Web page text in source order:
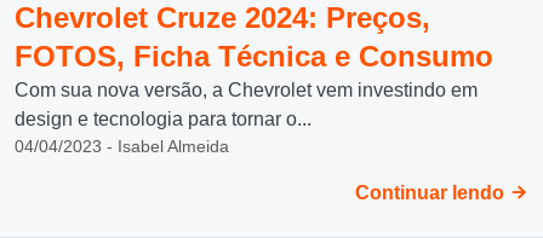
Chevrolet Cruze 2024: Preços,
FOTOS, Ficha Técnica e Consumo
Com sua nova versão, a Chevrolet vem investindo em
design e tecnologia para tornar o...
04/04/2023 - Isabel Almeida
Continuar lendo